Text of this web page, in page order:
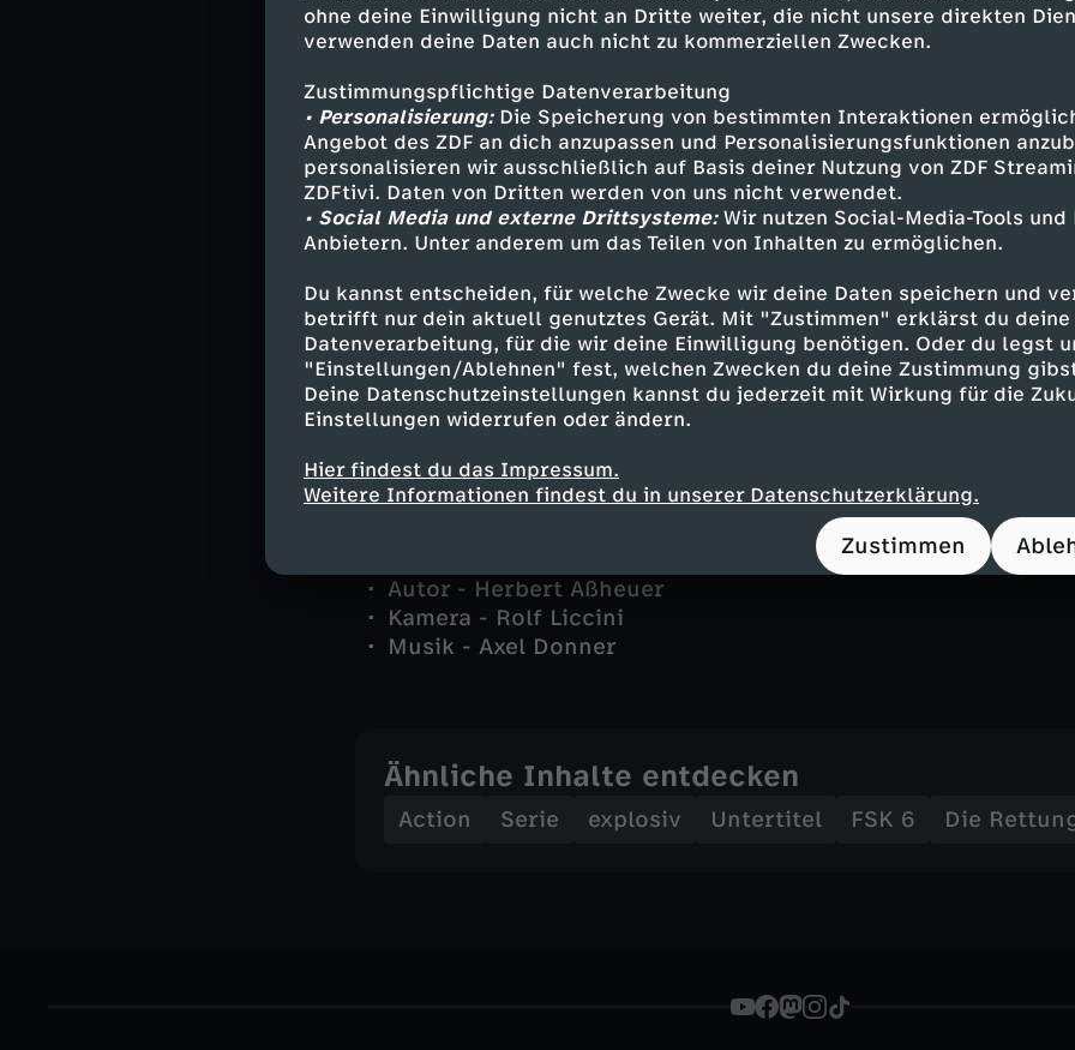
ohne deine Einwilligung nicht an Dritte weiter, die nicht unsere direkten
verwenden deine Daten auch nicht zu kommerziellen Zwecken.
Zustimmungspflichtige Datenverarbeitung
• Personalisierung:Die Speicherung von bestimmten Interaktionen
Angebot des ZDF an dich anzupassen und Personalisierungsfunktionen
personalisieren wir ausschließlich auf Basis deiner Nutzung von ZDF
ZDFtivi. Daten von Dritten werden von uns nicht verwendet.
• Social Media und externe Drittsysteme:Wir nutzen Social-Media-Tools und
Anbietern. Unter anderem um das Teilen von Inhalten zu ermöglichen.
Du kannst entscheiden, für welche Zwecke wir deine Daten speichern und
betrifft nur dein aktuell genutztes Gerät. Mit "Zustimmen" erklärst du deine
Datenverarbeitung, für die wir deine Einwilligung benötigen. Oder du legst
"Einstellungen/Ablehnen" fest, welchen Zwecken du deine Zustimmung
Deine Datenschutzeinstellungen kannst du jederzeit mit Wirkung für die
Einstellungen widerrufen oder ändern.
Hier findest du das Impressum.
Weitere Informationen findest du in unserer Datenschutzerklärung.
Zustimmen
auf Entdeckungstour.
Darsteller
Alexander Karuhn - Matthias Leja
Jan Wollcke - Oliver Hörner
Sabine Petersen - Marlene Marlow
Astrid - Vijak Bayani
Gaby Wittmann - Heidrun Gärtner
Sabines Mutter - Ursula Heyer
Karsten - Heinz Keller
und andere -
Stab
Autor - Herbert Aßheuer
Kamera - Rolf Liccini
Musik - Axel Donner
Ähnliche Inhalte entdecken
Action Serie explosiv Untertitel FSK 6 Die